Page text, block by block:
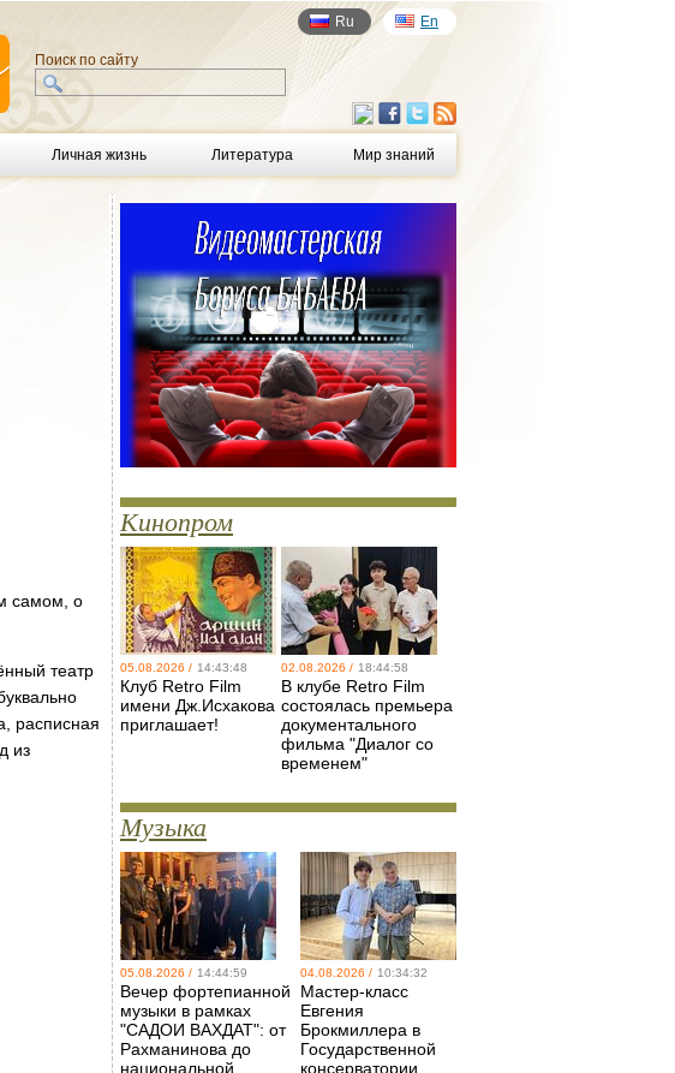
Ru En
Поиск по сайту
Личная жизнь Литература Мир знаний
самом, о
театр
расписная
из
Кинопром
05.08.2026 / 14:43:48
Клуб Retro Film
имени Дж.Исхакова
приглашает!
02.08.2026 / 18:44:58
В клубе Retro Film
состоялась премьера
документального
фильма "Диалог со
временем"
Музыка
05.08.2026 / 14:44:59
Вечер фортепианной
музыки в рамках
"САДОИ ВАХДАТ": от
Рахманинова до
национальной
04.08.2026 / 10:34:32
Мастер-класс
Евгения
Брокмиллера в
Государственной
консерватории